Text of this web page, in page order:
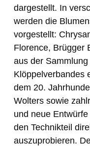
dargestellt. In
werden die
vorgestellt:
Florence, Brügger
aus der
Klöppelverbandes
dem 20.
Wolters sowie
und neue
den Technikteil
auszuprobieren.